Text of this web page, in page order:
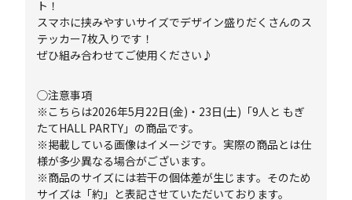
ト！
スマホに挟みやすいサイズでデザイン盛りだくさんのス
テッカー7枚入りです！
ぜひ組み合わせてご使用ください♪
◯注意事項
※こちらは2026年5月22日(金)・23日(土)「9人と もぎ
たてHALL PARTY」の商品です。
※掲載している画像はイメージです。実際の商品とは仕
様が多少異なる場合がございます。
※商品のサイズには若干の個体差が生じます。そのため
サイズは「約」と表記させていただいております。